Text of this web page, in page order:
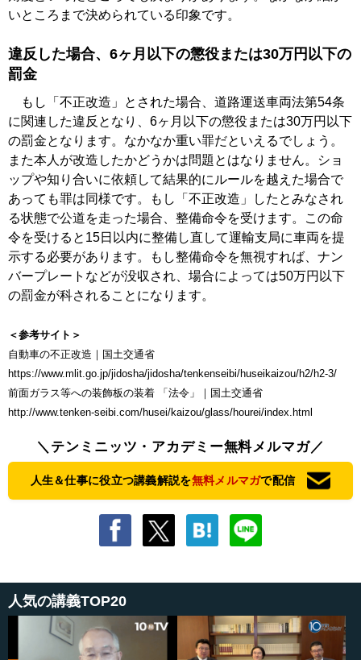
いところまで決められている印象です。
違反した場合、6ヶ月以下の懲役または30万円以下の
罰金
もし「不正改造」とされた場合、道路運送車両法第54条
に関連した違反となり、6ヶ月以下の懲役または30万円以下
の罰金となります。なかなか重い罪だといえるでしょう。
また本人が改造したかどうかは問題とはなりません。ショ
ップや知り合いに依頼して結果的にルールを越えた場合で
あっても罪は同様です。もし「不正改造」したとみなされ
る状態で公道を走った場合、整備命令を受けます。この命
令を受けると15日以内に整備し直して運輸支局に車両を提
示する必要があります。もし整備命令を無視すれば、ナン
バープレートなどが没収され、場合によっては50万円以下
の罰金が科されることになります。
＜参考サイト＞
自動車の不正改造｜国土交通省
https://www.mlit.go.jp/jidosha/jidosha/tenkenseibi/huseikaizou/h2/h2-3/
前面ガラス等への装飾板の装着 「法令」｜国土交通省
http://www.tenken-seibi.com/husei/kaizou/glass/hourei/index.html
＼テンミニッツ・アカデミー無料メルマガ／
人生＆仕事に役立つ講義解説を無料メルマガで配信
人気の講義TOP20